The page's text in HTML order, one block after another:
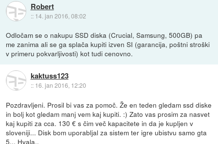
Robert
:: 14. jan 2016, 08:02
Odločam se o nakupu SSD diska (Crucial, Samsung, 500GB) pa
me zanima ali se ga splača kupiti izven SI (garancija, poštni stroški
v primeru pokvarljivosti) kot tudi cenovno.
kaktuss123
:: 16. jan 2016, 12:20
Pozdravljeni. Prosil bi vas za pomoč. Že en teden gledam ssd diske
in bolj kot gledam manj vem kaj kupiti. :) Zato vas prosim za nasvet
kaj kupiti za cca. 130 € s čim več kapacitete in da je kupljen v
sloveniji... Disk bom uporabljal za sistem ter igre ubistvu samo gta
5... Hvala..